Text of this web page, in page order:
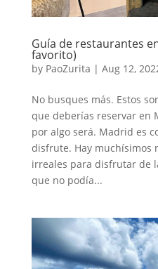
Guía de restaurantes
favorito)
by PaoZurita | Aug 12,
No busques más. Estos
que deberías reservar en
por algo será. Madrid es
disfrute. Hay muchísimos
irreales para disfrutar de
que no podía...